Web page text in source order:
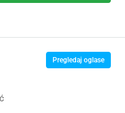
Pregledaj oglase